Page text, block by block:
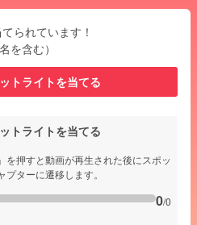
られています！
を含む）
トライトを当てる
トライトを当てる
を押すと動画が再生された後にスポッ
プターに遷移します。
0/0